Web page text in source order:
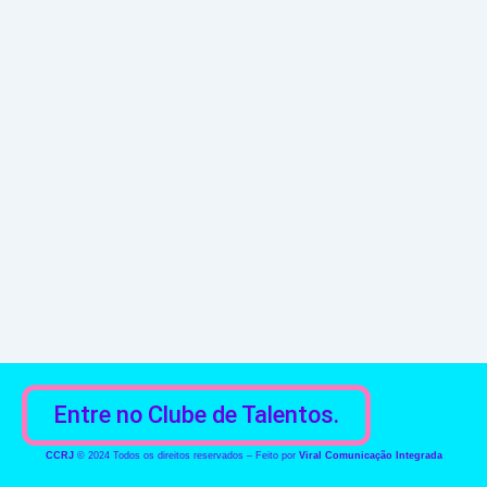
Entre no Clube de Talentos.
CCRJ© 2024 Todos os direitos reservados – Feito por Viral Comunicação Integrada